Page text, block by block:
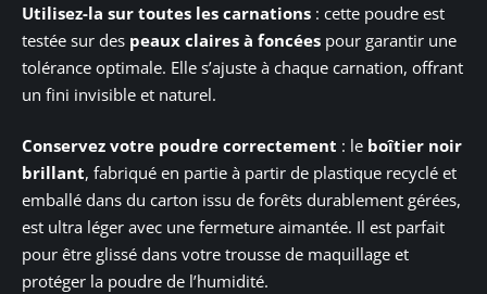
Utilisez-la sur toutes les carnations : cette poudre est
testée sur des peaux claires à foncées pour garantir une
tolérance optimale. Elle s’ajuste à chaque carnation, offrant
un fini invisible et naturel.
Conservez votre poudre correctement : le boîtier noir
brillant, fabriqué en partie à partir de plastique recyclé et
emballé dans du carton issu de forêts durablement gérées,
est ultra léger avec une fermeture aimantée. Il est parfait
pour être glissé dans votre trousse de maquillage et
protéger la poudre de l’humidité.